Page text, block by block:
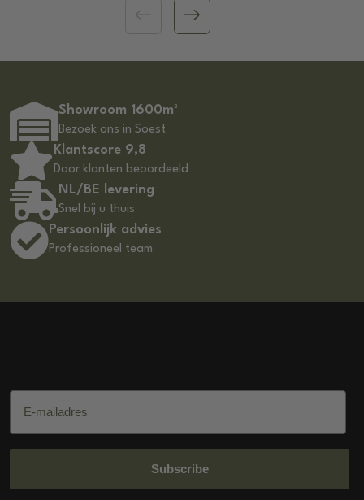
Showroom 1600m²
Bezoek ons in Soest
Klantscore 9,8
Door klanten beoordeeld
NL/BE levering
Snel bij u thuis
Persoonlijk advies
Professioneel team
E-mailadres
Subscribe